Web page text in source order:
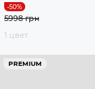
5998 грн
1 цвет
PREMIUM